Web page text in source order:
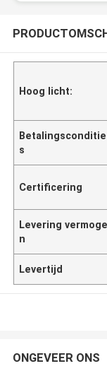
Hoog licht:
Betalingsconditie
s
Certificering
Levering vermoge
n
Levertijd
ONGEVEER ONS